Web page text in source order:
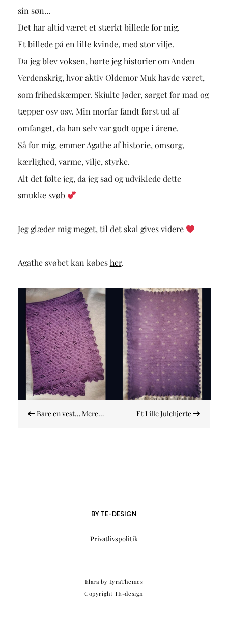
sin søn…
Det har altid været et stærkt billede for mig.
Et billede på en lille kvinde, med stor vilje.
Da jeg blev voksen, hørte jeg historier om Anden
Verdenskrig, hvor aktiv Oldemor Muk havde været,
som frihedskæmper. Skjulte Jøder, sørget for mad og
tæpper osv osv. Min morfar fandt først ud af
omfanget, da han selv var godt oppe i årene.
Så for mig, emmer Agathe af historie, omsorg,
kærlighed, varme, vilje, styrke.
Alt det følte jeg, da jeg sad og udviklede dette
smukke svøb
Jeg glæder mig meget, til det skal gives videre
Agathe svøbet kan købesher.
Bare en vest… Mere… Et Lille Julehjerte
BY TE-DESIGN
Privatlivspolitik
Elara by LyraThemes
Copyright TE-design